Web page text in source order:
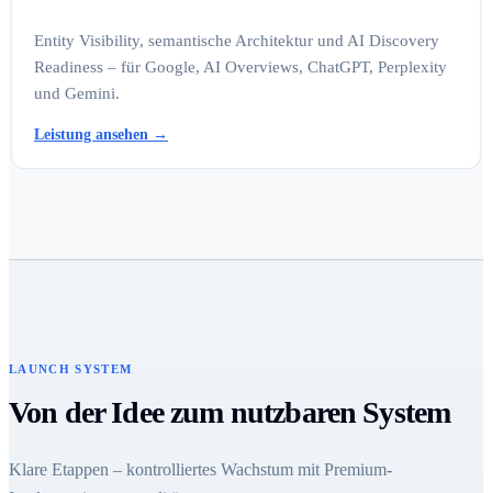
Entity Visibility, semantische Architektur und AI Discovery
Readiness – für Google, AI Overviews, ChatGPT, Perplexity
und Gemini.
Leistung ansehen →
LAUNCH SYSTEM
Von der Idee zum nutzbaren System
Klare Etappen – kontrolliertes Wachstum mit Premium-